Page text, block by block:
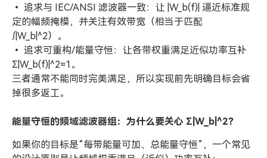
• 追求与 IEC/ANSI 滤波器一致：让 |W_b(f)| 逼近标准规
定的幅频掩模，并关注有效带宽（相当于匹配
∫|W_b|^2）。
• 追求可重构/能量守恒：让各带权重满足近似功率互补
Σ|W_b(f)|^2≈1。
三者通常不能同时完美满足，所以实现前先明确目标会省
掉很多返工。
能量守恒的频域滤波器组：为什么要关心 Σ|W_b|^2？
如果你的目标是“每带能量可加、总能量守恒”，一个常见